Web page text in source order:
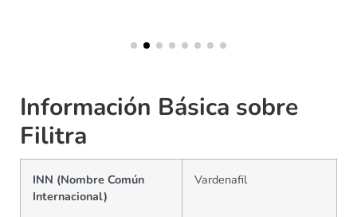
Información Básica sobre
Filitra
INN (Nombre Común
Internacional)
Vardenafil